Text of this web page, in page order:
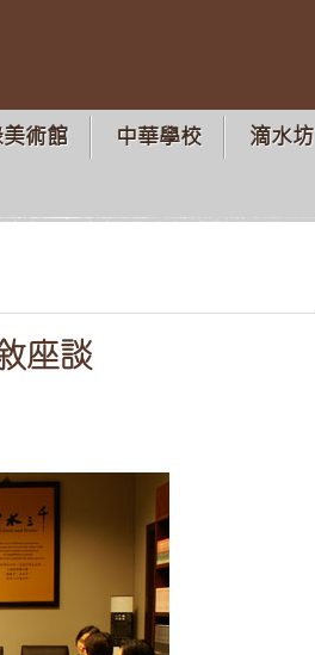
術館 中華學校 滴水坊
座談